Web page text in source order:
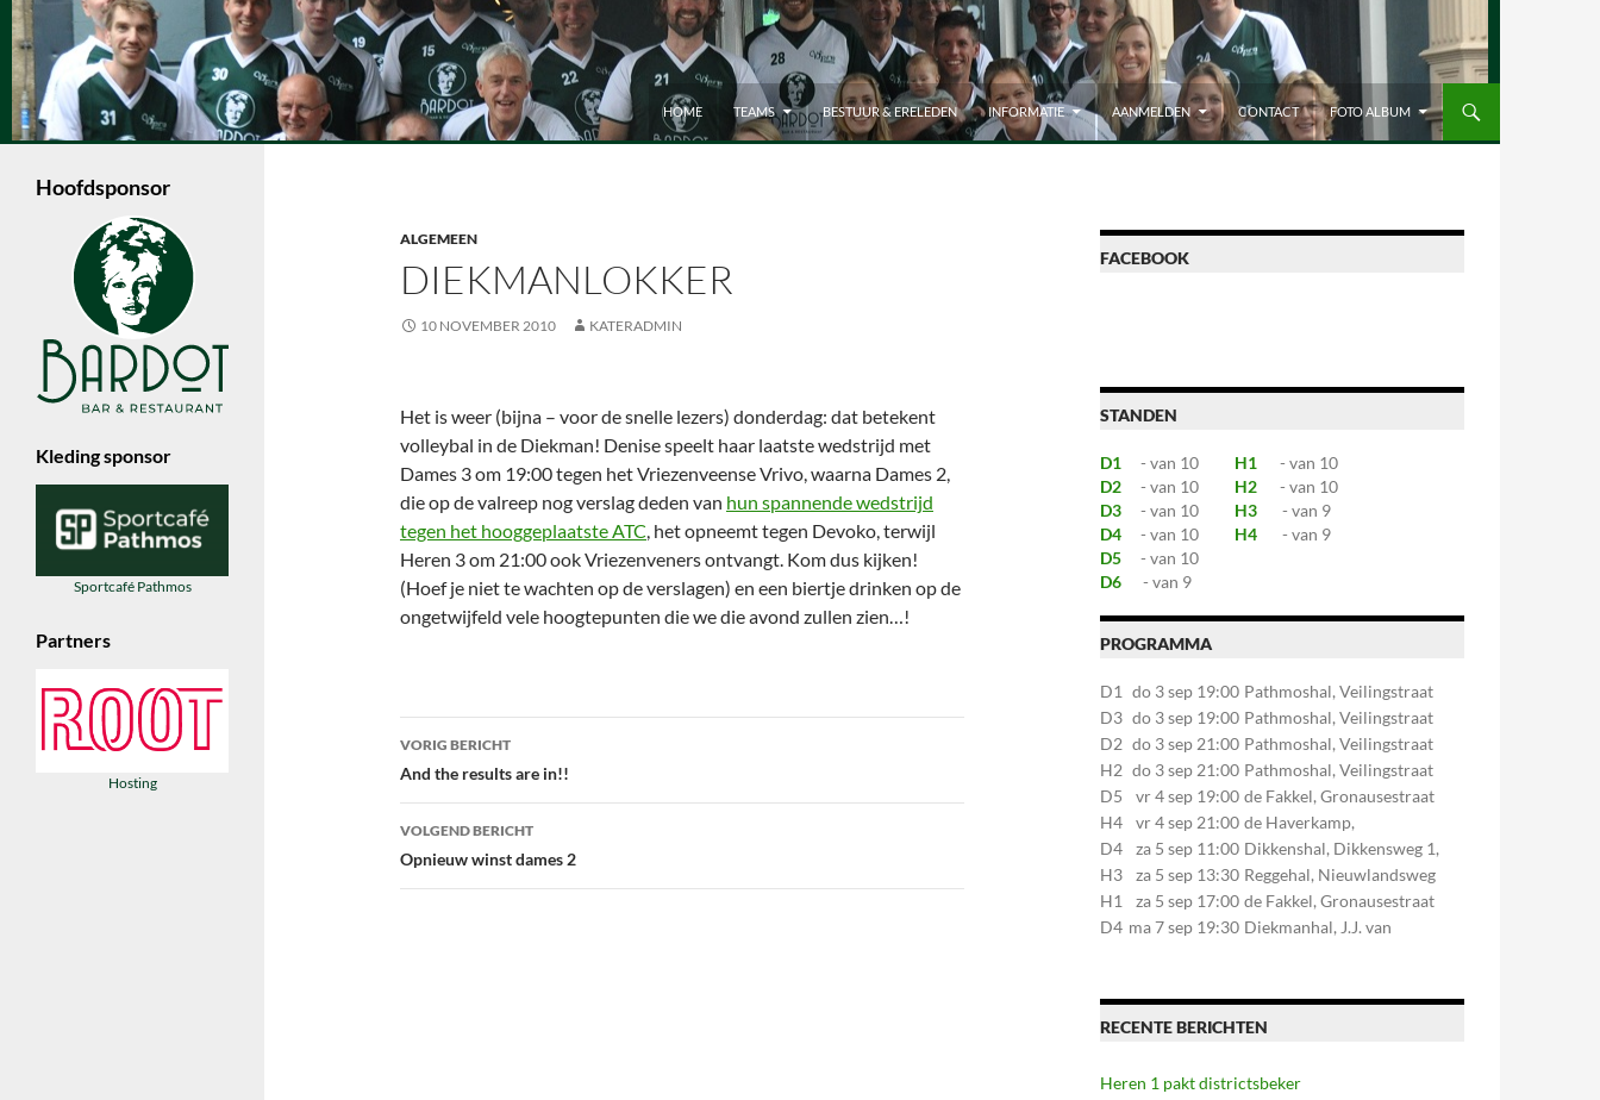
Ga
naar
de
inhoud
Volleybalvereniging Vips Bardot
Zoeken
HOME TEAMS BESTUUR & ERELEDEN INFORMATIE AANMELDEN CONTACT FOTO ALBUM
ALGEMEEN
DIEKMANLOKKER
10 NOVEMBER 2010 KATERADMIN
Het is weer (bijna – voor de snelle lezers) donderdag: dat betekent
volleybal in de Diekman! Denise speelt haar laatste wedstrijd met
Dames 3 om 19:00 tegen het Vriezenveense Vrivo, waarna Dames 2,
die op de valreep nog verslag deden van hun spannende wedstrijd
tegen het hooggeplaatste ATC, het opneemt tegen Devoko, terwijl
Heren 3 om 21:00 ook Vriezenveners ontvangt. Kom dus kijken!
(Hoef je niet te wachten op de verslagen) en een biertje drinken op de
ongetwijfeld vele hoogtepunten die we die avond zullen zien…!
Bericht
navigatie
VORIG BERICHT
And the results are in!!
VOLGEND BERICHT
Opnieuw winst dames 2
FACEBOOK
STANDEN
D1 - van 10 H1
- van 10
D2
- van 10 H2
- van 10
D3
- van 10 H3
- van 9
D4
- van 10 H4
- van 9
D5
- van 10
D6
- van 9
PROGRAMMA
D1 do 3 sep 19:00 Pathmoshal, Veilingstraat
20, 7545LZ Enschede
D3 do 3 sep 19:00 Pathmoshal, Veilingstraat
20, 7545LZ Enschede
D2 do 3 sep 21:00 Pathmoshal, Veilingstraat
20, 7545LZ Enschede
H2 do 3 sep 21:00 Pathmoshal, Veilingstraat
20, 7545LZ Enschede
D5 vr 4 sep 19:00 de Fakkel, Gronausestraat
107, 7581CE Losser
H4 vr 4 sep 21:00 de Haverkamp,
Stationsstraat 30, 7475AM
Markelo
D4 za 5 sep 11:00 Dikkenshal, Dikkensweg 1,
7641CC Wierden
H3 za 5 sep 13:30 Reggehal, Nieuwlandsweg
1, 7461VP Rijssen
H1 za 5 sep 17:00 de Fakkel, Gronausestraat
107, 7581CE Losser
D4 ma 7 sep 19:30 Diekmanhal, J.J. van
RECENTE BERICHTEN
Heren 1 pakt districtsbeker
Enschede die met 6 dames- en 4
herenteams in de Nevobo competitie
Hoofdsponsor
Kleding sponsor
Sportcafé Pathmos
Partners
Hosting